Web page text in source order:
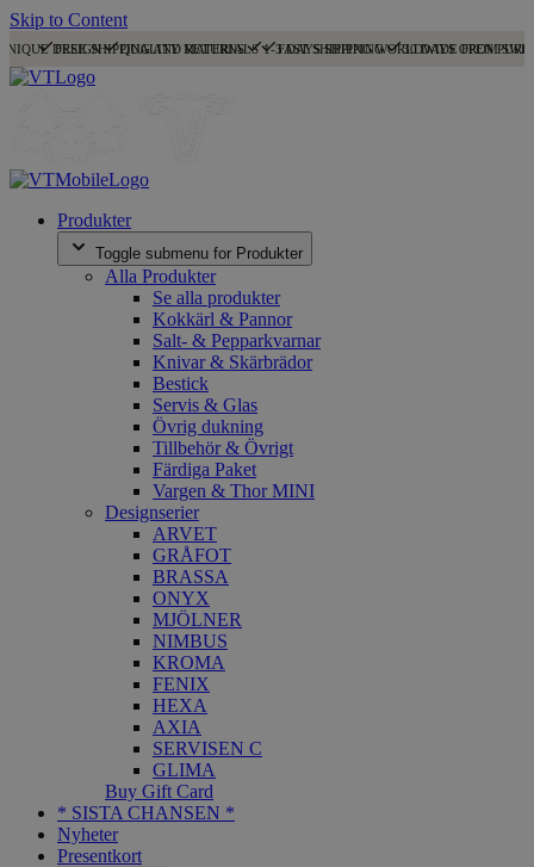
Skip to Content
DESIGN QUALITY MATERIALS FAST SHIPPING WORLDWIDE FROM
FREE SHIPPING AND RETURNS 1-3 DAYS SHIPPING 30 DAYS OPEN
Produkter
Toggle submenu for Produkter
Alla Produkter
Se alla produkter
Kokkärl & Pannor
Salt- & Pepparkvarnar
Knivar & Skärbrädor
Bestick
Servis & Glas
Övrig dukning
Tillbehör & Övrigt
Färdiga Paket
Vargen & Thor MINI
Designserier
ARVET
GRÅFOT
BRASSA
ONYX
MJÖLNER
NIMBUS
KROMA
FENIX
HEXA
AXIA
SERVISEN C
GLIMA
Buy Gift Card
* SISTA CHANSEN *
Nyheter
Presentkort